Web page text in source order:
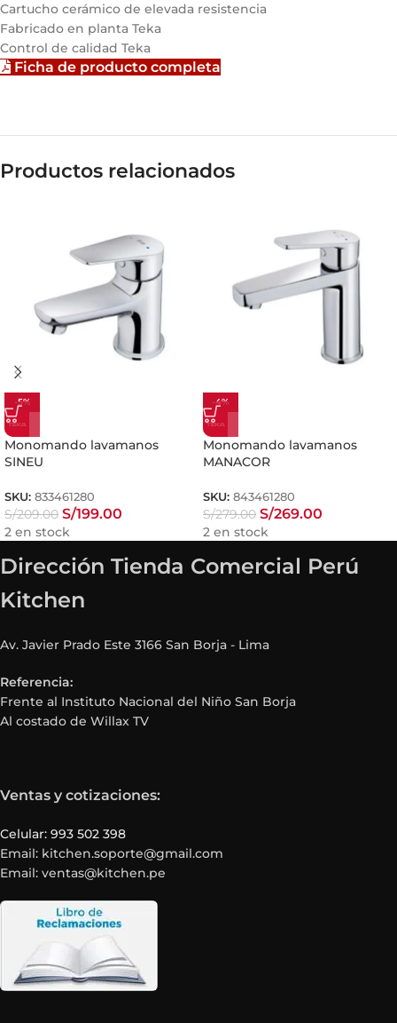
Cartucho cerámico de elevada resistencia
Fabricado en planta Teka
Control de calidad Teka
Ficha de producto completa
Productos relacionados
-5%
Monomando lavamanos
SINEU
SKU: 833461280
S/209.00 S/199.00
2 en stock
-4%
Monomando lavamanos
MANACOR
SKU: 843461280
S/279.00 S/269.00
2 en stock
Dirección Tienda Comercial Perú
Kitchen
Av. Javier Prado Este 3166 San Borja - Lima
Referencia:
Frente al Instituto Nacional del Niño San Borja
Al costado de Willax TV
Ventas y cotizaciones:
Celular: 993 502 398
Email: kitchen.soporte@gmail.com
Email: ventas@kitchen.pe